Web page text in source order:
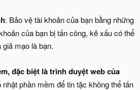
: Bảo vệ tài khoản của bạn bằng những
của bạn bị tấn công, kẻ xấu có thể
mạo là bạn.
đặc biệt là trình duyệt web của
phần mềm để tin tặc không thể tấn